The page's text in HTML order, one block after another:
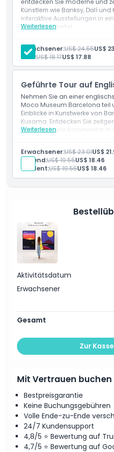
Öffnungszeiten
Dinge, die Sie wissen sollten
Ort
Stornierungsbedingungen
Künstlern wie Banksy, Dalí und
interaktive Ausstellungen in
Gotischen Viertel.
Weiterlesen
Eintritt zu Attraktionen
Zutritt zu allen Galerien
Erwachsener:US$ 24.55US$
Kind:US$ 18.17US$ 17.88
Geführte Tour auf
Nehmen Sie an einer
Moco Museum Barcelona teil
Einblicke in Kunstwerke von
Kusama. Entdecken Sie
fachkundigem Kommentar in
Weiterlesen
Eintritt zu Attraktionen
Zutritt zu allen Galerien
Erwachsener:US$ 23.01US$
Jugend:US$ 19.55US$ 18.46
Student:US$ 19.55US$ 18.46
Aktivitätsdatum
Erwachsener
Gesamt
Zur
Mit Vertrauen buchen
Bestpreisgarantie
Keine Buchungsgebühren
Volle Ende-zu-Ende
24/7 Kundensupport
4,8/5 ⭐ Bewertung auf
4,7/5 ⭐ Bewertung auf